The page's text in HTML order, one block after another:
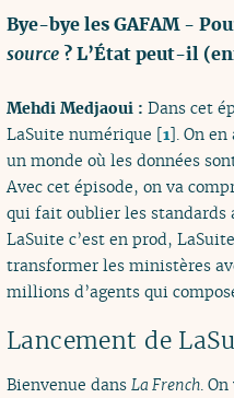
Bye-bye les GAFAM -
source ? L’État peut-il
Mehdi Medjaoui : Dans cet
LaSuite numérique [1]. On
un monde où les données
Avec cet épisode, on va
qui fait oublier les standards
LaSuite c’est en prod,
transformer les ministères
millions d’agents qui
Lancement de
Bienvenue dans La French.